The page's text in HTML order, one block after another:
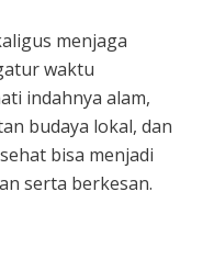
menjaga
waktu
indahnya alam,
budaya lokal, dan
bisa menjadi
serta berkesan.